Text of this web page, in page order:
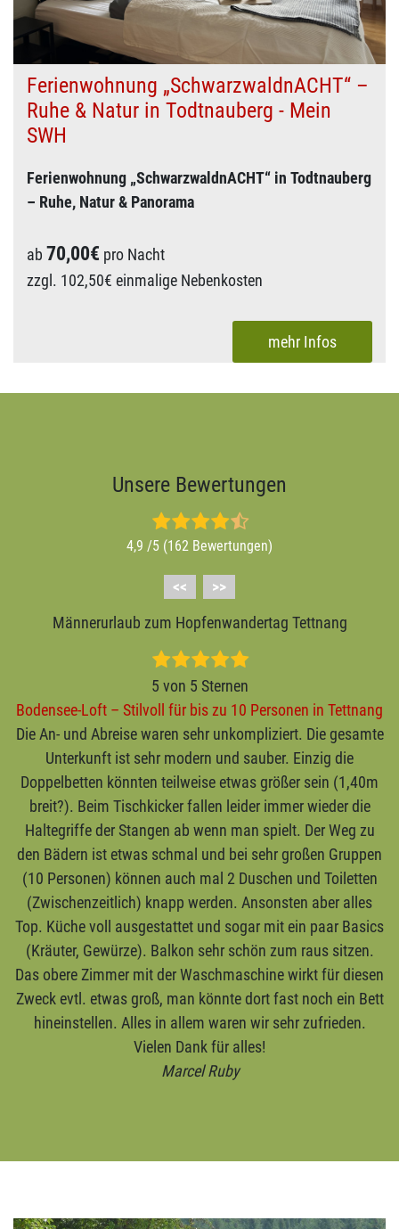
Natur und modernen Wohnkomfort.
Ferienwohnung „SchwarzwaldnACHT“ –
Ruhe & Natur in Todtnauberg - Mein
SWH
Ferienwohnung „SchwarzwaldnACHT“ in Todtnauberg
– Ruhe, Natur & Panorama
von Todtnauberg auf 1050 m Höhe. Perfekt für Paare
und kleine Familien. Wandern, Biken und Skifahren
Zugang zum Skigebiet am Scheuermattlift.
ausgestattete Küche, WLAN, Tiefgarage. Sauna,
Spielzimmer, Grillplatz, Skikeller und Waschraum im
Kurtaxe nach regionaler Gebühr, KONUS-Karte
Ideal zum Abschalten, Genießen und Entdecken des
Südschwarzwalds.
ab 70,00€ pro Nacht
zzgl. 102,50€ einmalige Nebenkosten
mehr Infos
Unsere Bewertungen
4,9 /5 (162 Bewertungen)
<<
Männerurlaub zum Hopfenwandertag Tettnang
5 von 5 Sternen
Bodensee-Loft – Stilvoll für bis zu 10 Personen in Tettnang
Die An- und Abreise waren sehr unkompliziert. Die gesamte
Unterkunft ist sehr modern und sauber. Einzig die
Doppelbetten könnten teilweise etwas größer sein (1,40m
breit?). Beim Tischkicker fallen leider immer wieder die
Haltegriffe der Stangen ab wenn man spielt. Der Weg zu
den Bädern ist etwas schmal und bei sehr großen Gruppen
(10 Personen) können auch mal 2 Duschen und Toiletten
(Zwischenzeitlich) knapp werden. Ansonsten aber alles
Top. Küche voll ausgestattet und sogar mit ein paar Basics
(Kräuter, Gewürze). Balkon sehr schön zum raus sitzen.
Das obere Zimmer mit der Waschmaschine wirkt für diesen
Zweck evtl. etwas groß, man könnte dort fast noch ein Bett
hineinstellen. Alles in allem waren wir sehr zufrieden.
Vielen Dank für alles!
Marcel Ruby
>>